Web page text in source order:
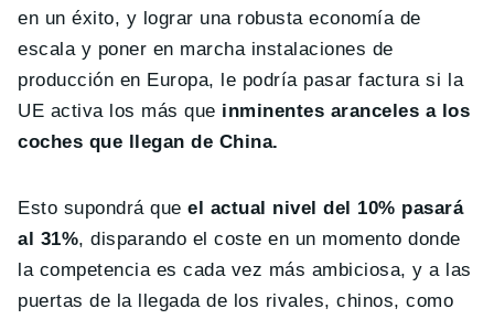
en un éxito, y lograr una robusta economía de
escala y poner en marcha instalaciones de
producción en Europa, le podría pasar factura si la
UE activa los más que inminentes aranceles a los
coches que llegan de China.
Esto supondrá queel actual nivel del 10% pasará
al 31%, disparando el coste en un momento donde
la competencia es cada vez más ambiciosa, y a las
puertas de la llegada de los rivales, chinos, como